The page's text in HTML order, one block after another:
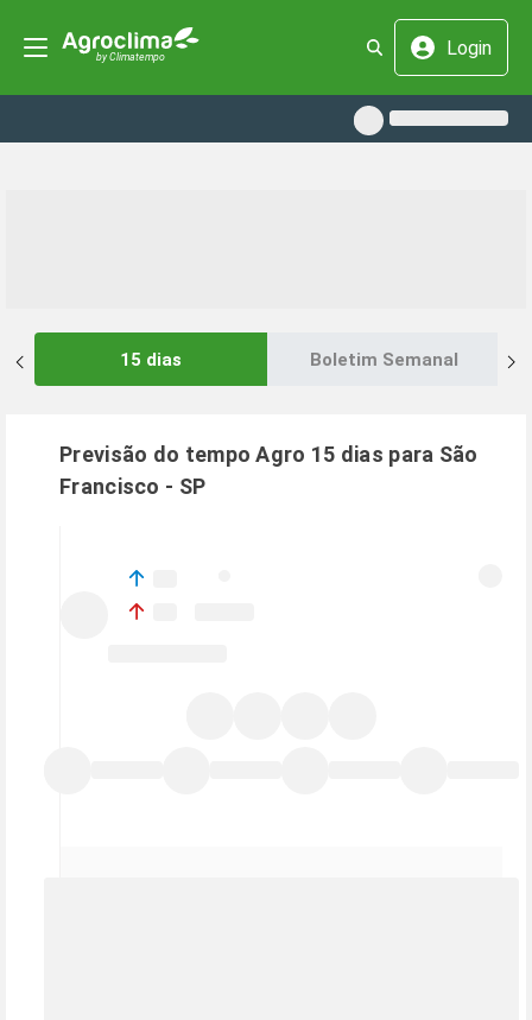
Login
15 dias Boletim Semanal
Previsão do tempo Agro 15 dias para São
Francisco - SP